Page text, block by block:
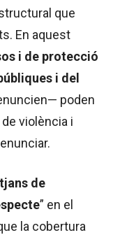
que
En aquest
i de protecció
i del
poden
violència i
de
” en el
la cobertura